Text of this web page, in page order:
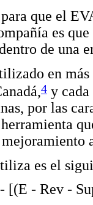
que el
es
de una
en
4 y
por las
es el
[(E - Rev -